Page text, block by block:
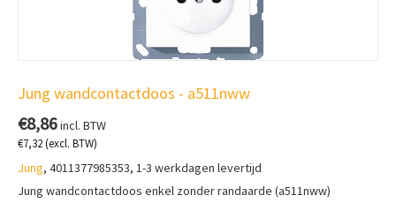
Jung wandcontactdoos - a511nww
€8,86incl. BTW
€7,32(excl. BTW)
Jung, 4011377985353, 1-3 werkdagen levertijd
Jung wandcontactdoos enkel zonder randaarde (a511nww)